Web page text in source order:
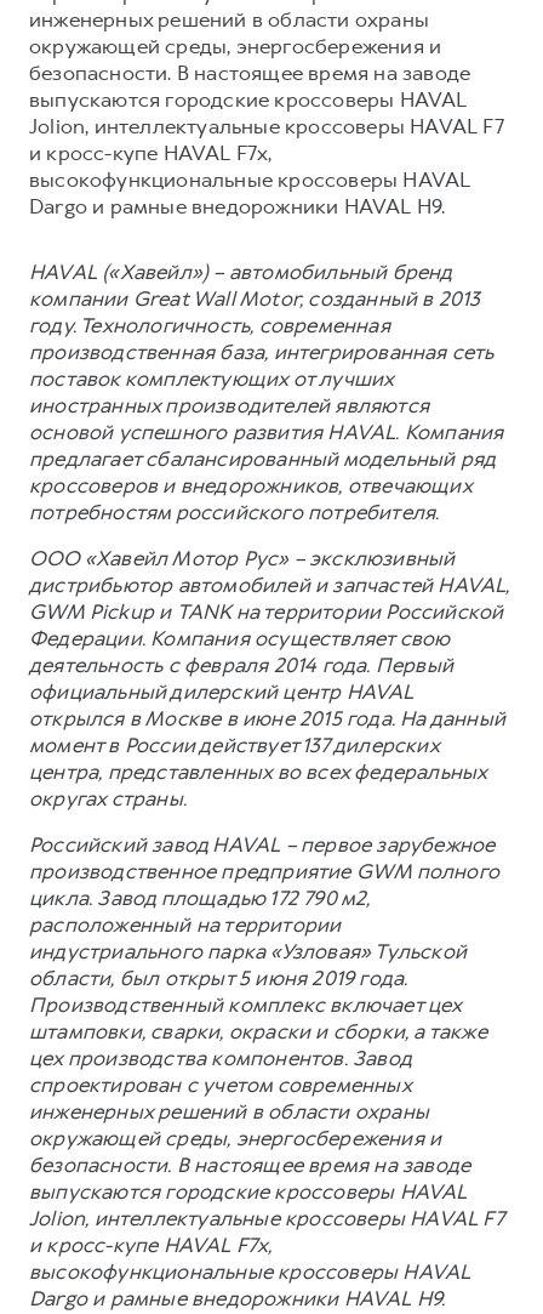
инженерных решений в области охраны
окружающей среды, энергосбережения и
безопасности. В настоящее время на заводе
выпускаются городские кроссоверы HAVAL
Jolion, интеллектуальные кроссоверы HAVAL F7
и кросс-купе HAVAL F7x,
высокофункциональные кроссоверы HAVAL
Dargo и рамные внедорожники HAVAL H9.
HAVAL («Хавейл») – автомобильный бренд
компании Great Wall Motor, созданный в 2013
году. Технологичность, современная
производственная база, интегрированная сеть
поставок комплектующих от лучших
иностранных производителей являются
основой успешного развития HAVAL. Компания
предлагает сбалансированный модельный ряд
кроссоверов и внедорожников, отвечающих
потребностям российского потребителя.
ООО «Хавейл Мотор Рус» – эксклюзивный
дистрибьютор автомобилей и запчастей HAVAL,
GWM Pickup и TANK на территории Российской
Федерации. Компания осуществляет свою
деятельность с февраля 2014 года. Первый
официальный дилерский центр HAVAL
открылся в Москве в июне 2015 года. На данный
момент в России действует 137 дилерских
центра, представленных во всех федеральных
округах страны.
Российский завод HAVAL – первое зарубежное
производственное предприятие GWM полного
цикла. Завод площадью 172 790 м2,
расположенный на территории
индустриального парка «Узловая» Тульской
области, был открыт 5 июня 2019 года.
Производственный комплекс включает цех
штамповки, сварки, окраски и сборки, а также
цех производства компонентов. Завод
спроектирован с учетом современных
инженерных решений в области охраны
окружающей среды, энергосбережения и
безопасности. В настоящее время на заводе
выпускаются городские кроссоверы HAVAL
Jolion, интеллектуальные кроссоверы HAVAL F7
и кросс-купе HAVAL F7x,
высокофункциональные кроссоверы HAVAL
Dargo и рамные внедорожники HAVAL H9.